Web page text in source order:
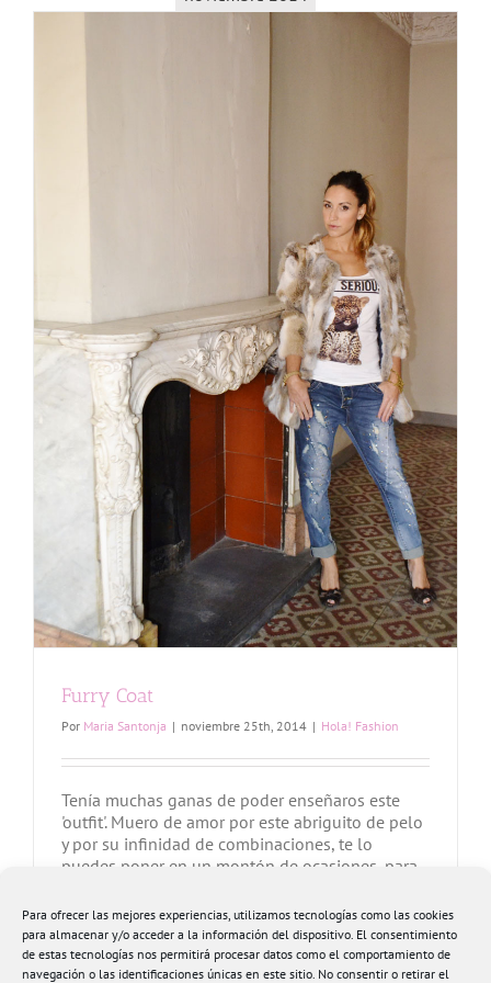
Para ofrecer las mejores experiencias, utilizamos tecnologías como las cookies
para almacenar y/o acceder a la información del dispositivo. El consentimiento
de estas tecnologías nos permitirá procesar datos como el comportamiento de
navegación o las identificaciones únicas en este sitio. No consentir o retirar el
Furry Coat
Por Maria Santonja | noviembre 25th, 2014 | Hola! Fashion
Tenía muchas ganas de poder enseñaros este
'outfit'. Muero de amor por este abriguito de pelo
y por su infinidad de combinaciones, te lo
puedes poner en un montón de ocasiones, para
vestido joya o uno sencillo, ya que solo con el
abrigo no necesitas ningún [...]
Más información 8